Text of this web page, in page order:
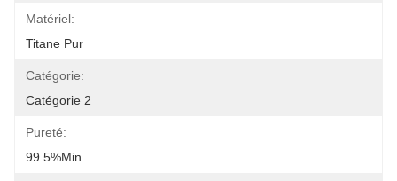
Matériel:
Titane Pur
Catégorie:
Catégorie 2
Pureté:
99.5%min